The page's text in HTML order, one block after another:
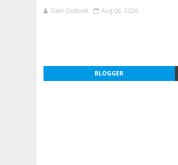
Siam Outlook Aug 06, 2026
BLOGGER